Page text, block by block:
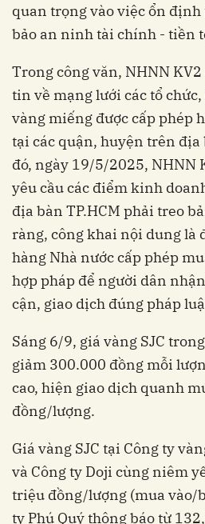
quan trọng vào việc ổn
bảo an ninh tài chính - tiền
Trong công văn, NHNN
tin về mạng lưới các tổ
vàng miếng được cấp phép
tại các quận, huyện trên địa
đó, ngày 19/5/2025, NHNN
yêu cầu các điểm kinh
địa bàn TP.HCM phải treo
ràng, công khai nội dung là
hàng Nhà nước cấp phép
hợp pháp để người dân
cận, giao dịch đúng pháp
Sáng 6/9, giá vàng SJC
giảm 300.000 đồng mỗi
cao, hiện giao dịch quanh
đồng/lượng.
Giá vàng SJC tại Công ty
và Công ty Doji cùng niêm
triệu đồng/lượng (mua vào/
ty Phú Quý thông báo từ